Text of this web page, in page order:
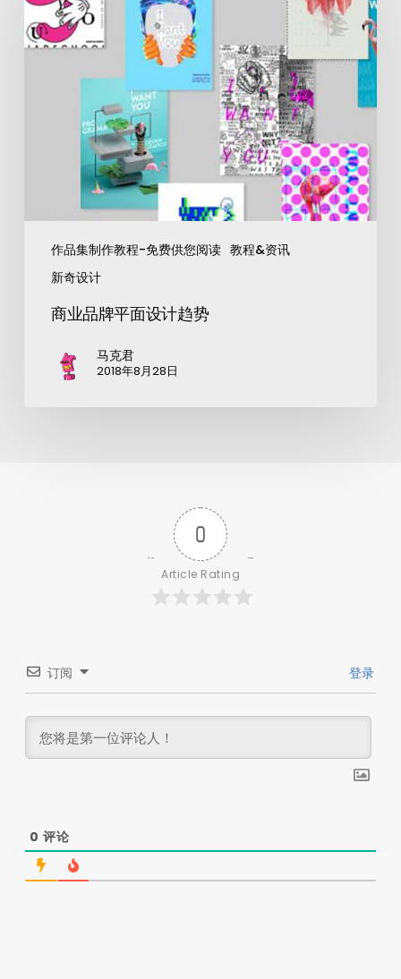
作品集制作教程-免费供您阅读 教程&资讯
新奇设计
商业品牌平面设计趋势
马克君
2018年8月28日
0
Article Rating
订阅 登录
0 评论